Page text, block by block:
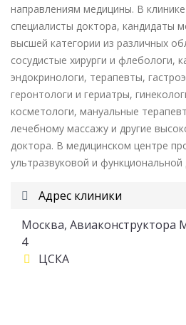
направлениям медицины. В
специалисты доктора, кандидаты
высшей категории из различных
сосудистые хирурги и флебологи,
эндокринологи, терапевты,
геронтологи и гериатры,
косметологи, мануальные
лечебному массажу и другие
доктора. В медицинском центре
ультразвуковой и функциональной
Адрес клиники
Москва, Авиаконструктора
4
ЦСКА